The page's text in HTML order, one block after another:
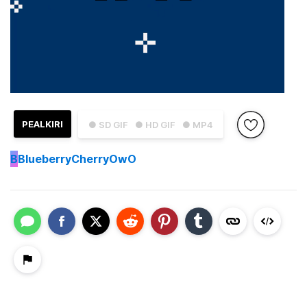
● SD GIF ● HD GIF ● MP4
PEALKIRI
BBlueberryCherryOwO